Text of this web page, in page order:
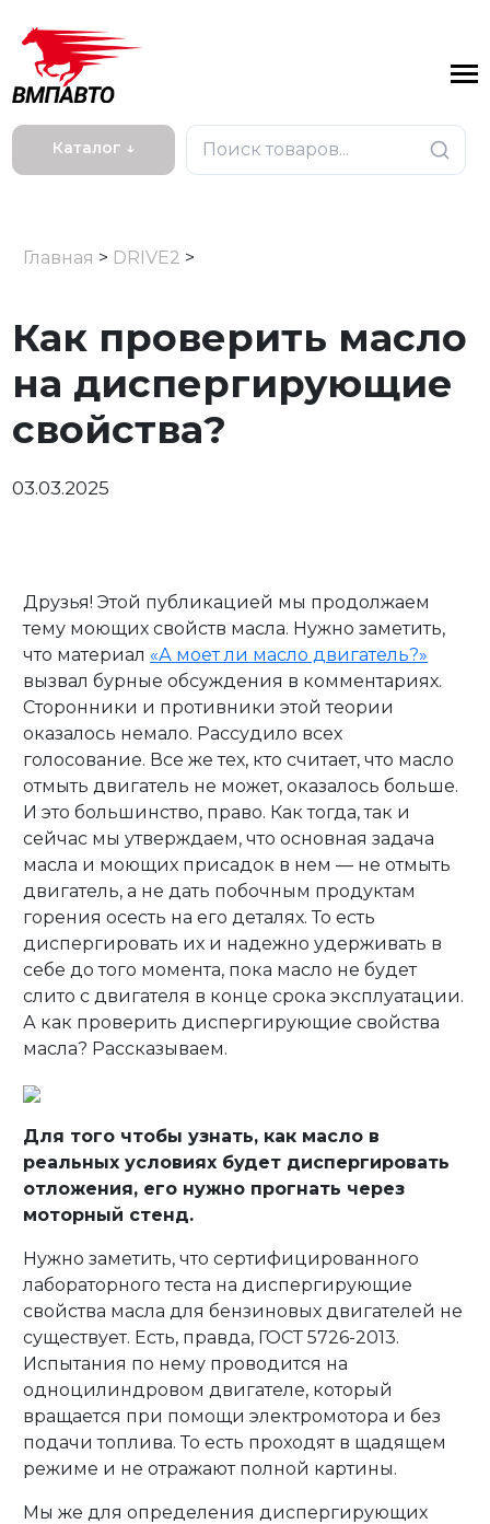
Каталог ↓
Личный кабинет
Главная > DRIVE2 >
Как проверить масло
на диспергирующие
свойства?
03.03.2025
Друзья! Этой публикацией мы продолжаем
тему моющих свойств масла. Нужно заметить,
что материал «А моет ли масло двигатель?»
вызвал бурные обсуждения в комментариях.
Сторонники и противники этой теории
оказалось немало. Рассудило всех
голосование. Все же тех, кто считает, что масло
отмыть двигатель не может, оказалось больше.
И это большинство, право. Как тогда, так и
сейчас мы утверждаем, что основная задача
масла и моющих присадок в нем — не отмыть
двигатель, а не дать побочным продуктам
горения осесть на его деталях. То есть
диспергировать их и надежно удерживать в
себе до того момента, пока масло не будет
слито с двигателя в конце срока эксплуатации.
А как проверить диспергирующие свойства
масла? Рассказываем.
Для того чтобы узнать, как масло в
реальных условиях будет диспергировать
отложения, его нужно прогнать через
моторный стенд.
Нужно заметить, что сертифицированного
лабораторного теста на диспергирующие
свойства масла для бензиновых двигателей не
существует. Есть, правда, ГОСТ 5726-2013.
Испытания по нему проводится на
одноцилиндровом двигателе, который
вращается при помощи электромотора и без
подачи топлива. То есть проходят в щадящем
режиме и не отражают полной картины.
Мы же для определения диспергирующих